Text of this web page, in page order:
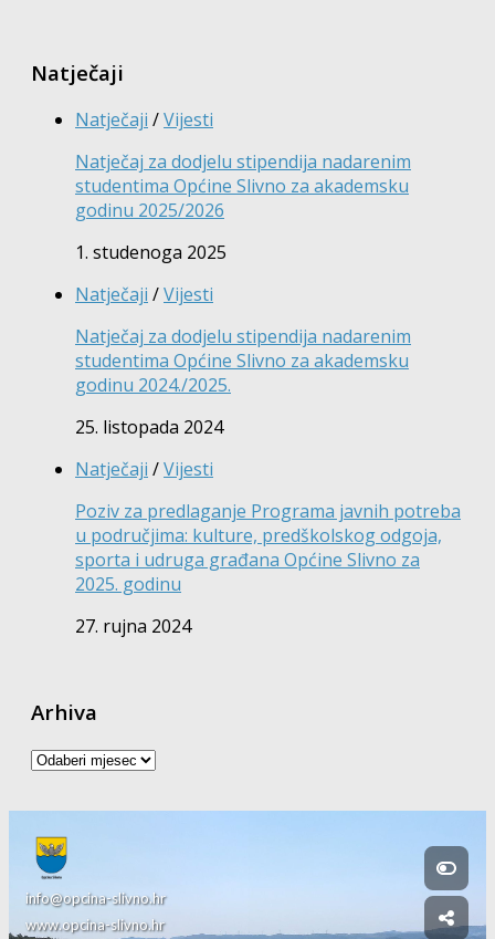
Natječaji
Natječaji /Vijesti
Natječaj za dodjelu stipendija nadarenim
studentima Općine Slivno za akademsku
godinu 2025/2026
1. studenoga 2025
Natječaji /Vijesti
Natječaj za dodjelu stipendija nadarenim
studentima Općine Slivno za akademsku
godinu 2024./2025.
25. listopada 2024
Natječaji /Vijesti
Poziv za predlaganje Programa javnih potreba
u područjima: kulture, predškolskog odgoja,
sporta i udruga građana Općine Slivno za
2025. godinu
27. rujna 2024
Arhiva
Arhiva